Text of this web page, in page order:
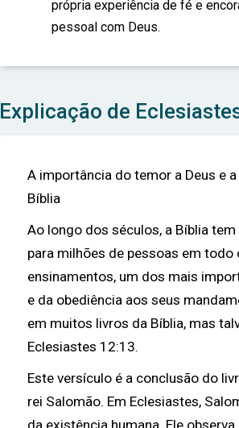
própria experiência de fé e
pessoal com Deus.
Explicação de
A importância do temor a Deus e
Bíblia
Ao longo dos séculos, a Bíblia
para milhões de pessoas em
ensinamentos, um dos mais
e da obediência aos seus
em muitos livros da Bíblia, mas
Eclesiastes 12:13.
Este versículo é a conclusão do
rei Salomão. Em Eclesiastes,
da existência humana. Ele